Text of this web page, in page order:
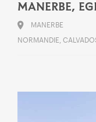
MANERBE,
MANERBE
NORMANDIE,